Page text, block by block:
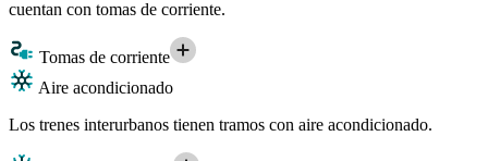
cuentan con tomas de corriente.
Tomas de corriente
Aire acondicionado
Los trenes interurbanos tienen tramos con aire acondicionado.